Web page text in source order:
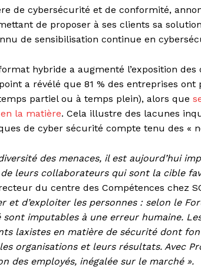
de cybersécurité et de conformité,
de proposer à ses clients sa solution
de sensibilisation continue en
hybride a augmenté l’exposition
a révélé que 81 % des entreprises
partiel ou à temps plein), alors que
la matière. Cela illustre des lacunes
de cyber sécurité compte tenu des «
des menaces, il est aujourd’hui
leurs collaborateurs qui sont la cible
du centre des Compétences chez
d’exploiter les personnes : selon le
imputables à une erreur humaine.
laxistes en matière de sécurité dont
organisations et leurs résultats. Avec
des employés, inégalée sur le marché ».